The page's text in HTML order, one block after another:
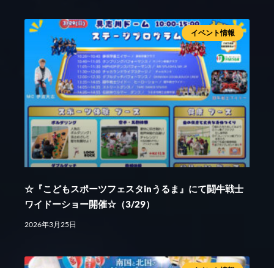
イベント情報
☆『こどもスポーツフェスタinうるま』にて闘牛戦士
ワイドーショー開催☆（3/29）
2026年3月25日